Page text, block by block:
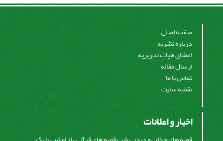
صفحه اصلی
درباره نشریه
اعضای هیات تحریریه
ارسال مقاله
تماس با ما
نقشه سایت
اخبار و اعلانات